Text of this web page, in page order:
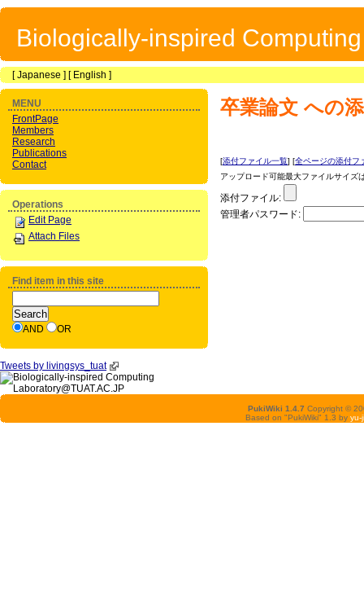
Biologically-inspired
[Japanese ] [ English ]
卒業論文 への
[添付ファイル一覧] [全ページの添付フ
アップロード可能最大ファイルサイズ
添付ファイル:
管理者パスワード:
MENU
FrontPage
Members
Research
Publications
Contact
Operations
Edit Page
Attach Files
Find item in this site
AND OR
Tweets by livingsys_tuat
PukiWiki 1.4.7 Copyright ©
Based on "PukiWiki" 1.3 by yu-ji